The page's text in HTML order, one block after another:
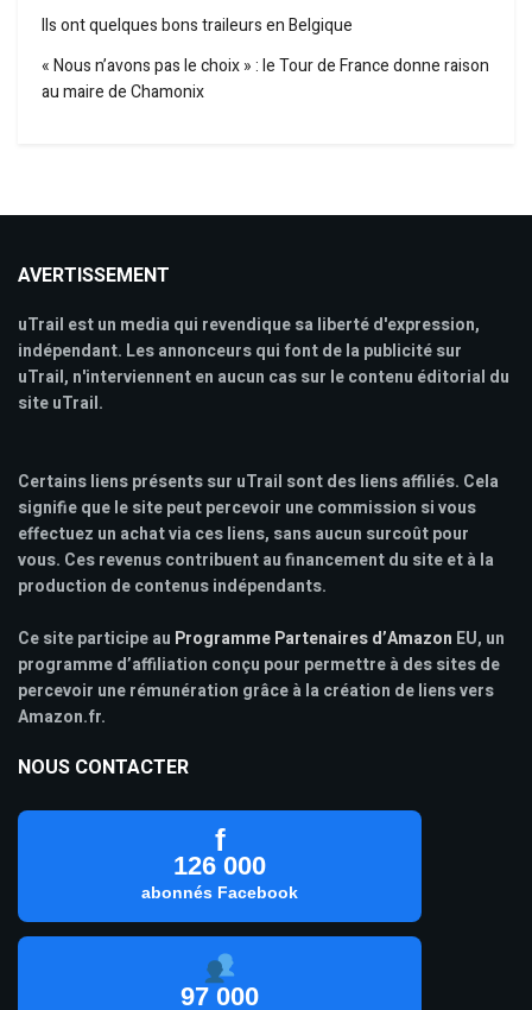
Ils ont quelques bons traileurs en Belgique
« Nous n’avons pas le choix » : le Tour de France donne raison
au maire de Chamonix
AVERTISSEMENT
uTrail est un media qui revendique sa liberté d'expression,
indépendant. Les annonceurs qui font de la publicité sur
uTrail, n'interviennent en aucun cas sur le contenu éditorial du
site uTrail.
Certains liens présents sur uTrail sont des liens affiliés. Cela
signifie que le site peut percevoir une commission si vous
effectuez un achat via ces liens, sans aucun surcoût pour
vous. Ces revenus contribuent au financement du site et à la
production de contenus indépendants.
Ce site participe au Programme Partenaires d’Amazon EU, un
programme d’affiliation conçu pour permettre à des sites de
percevoir une rémunération grâce à la création de liens vers
Amazon.fr.
NOUS CONTACTER
f
126 000
abonnés Facebook
97 000